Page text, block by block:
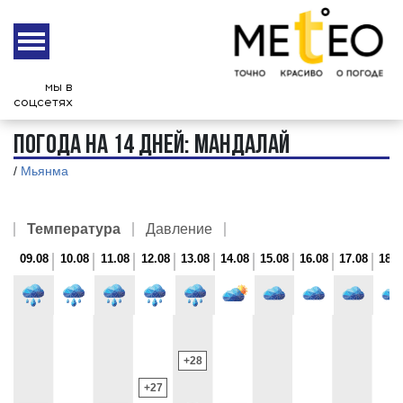
мы в
соцсетях
8 августа
Суббота
Высота над ур. моря:
Часовой пояс:
ПОГОДА НА 14 ДНЕЙ: МАНДАЛАЙ
/ Мьянма
Температура Давление
09.08 10.08 11.08 12.08 13.08 14.08 15.08 16.08 17.08
+27
+28
09.08 10.08 11.08 12.08 13.08 14.08 15.08 16.08 17.08